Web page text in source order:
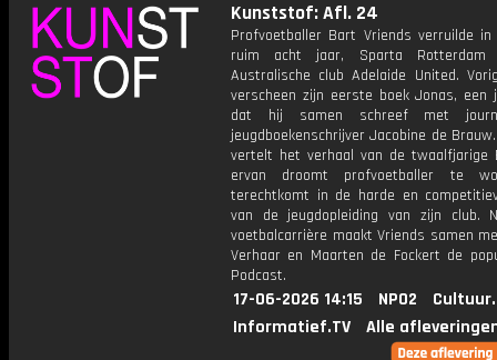
Kunststof: Afl. 24
Profvoetballer Bart Vriends verruilde
ruim acht jaar, Sparta
Australische club Adelaide United.
verscheen zijn eerste boek Jonas, een
dat hij samen schreef met
jeugdboekenschrijver Jacobine de
vertelt het verhaal van de twaalfjarige
ervan droomt profvoetballer te
terechtkomt in de harde en
van de jeugdopleiding van zijn club.
voetbalcarrière maakt Vriends samen
Verhaar en Maarten de Fockert de
Podcast.
17-06-2026 14:15 NPO2
Informatief.TV
Alle